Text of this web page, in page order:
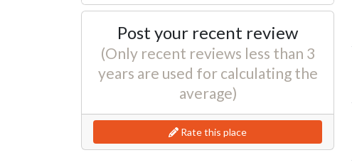
Post your recent review
(Only recent reviews less than 3
years are used for calculating the
average)
Rate this place